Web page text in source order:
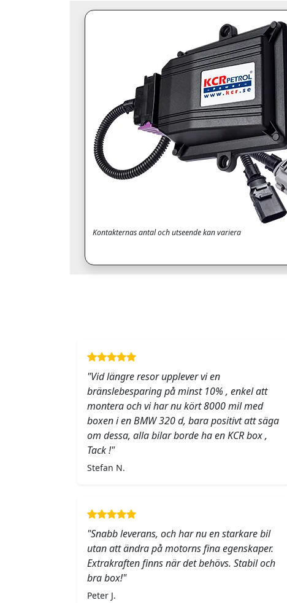
Kontakternas antal och utseende kan variera
"Vid längre resor upplever vi en
bränslebesparing på minst 10% , enkel att
montera och vi har nu kört 8000 mil med
boxen i en BMW 320 d, bara positivt att säga
om dessa, alla bilar borde ha en KCR box ,
Tack !"
Stefan N.
"Snabb leverans, och har nu en starkare bil
utan att ändra på motorns fina egenskaper.
Extrakraften finns när det behövs. Stabil och
bra box!"
Peter J.